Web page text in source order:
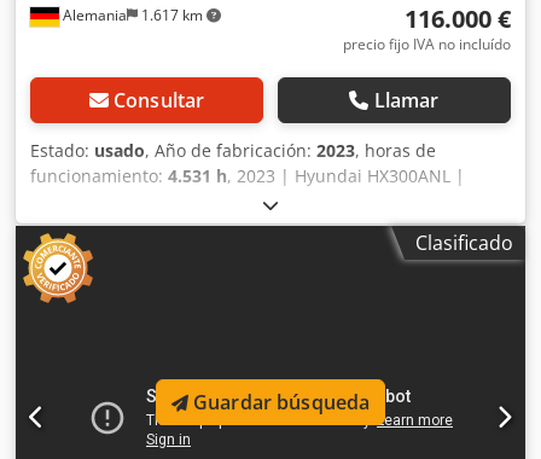
Alemania 1.617 km 116.000 €
precio fijo IVA no incluído
Consultar Llamar
Estado: usado, Año de fabricación: 2023, horas de
funcionamiento: 4.531 h, 2023 | Hyundai HX300ANL |
Excavadora de orugas usada | 4531 horas 📍Ubicación:
Alemania 🚛 Entrega disponible a su destino: ¡Utilice
nuestra calculadora de envío para estimar los costos de
transporte! 💰 Compre ahora por 116.000 EUR o haga una
oferta. Pago al momento de la entrega disponible por una
aprobados ✅, 6 con imperfecciones ℹ️, 3 problemas ⚠️. 📌
Comentario del inspector: Codpfx Aljzrm R Dj Ijrf
Funcionamiento de la excavadora, bomba hidráulica con
Clasificado
Guardar búsqueda